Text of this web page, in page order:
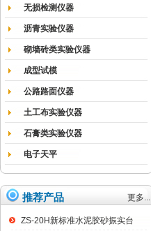
无损检测仪器
沥青实验仪器
砌墙砖类实验仪器
成型试模
公路路面仪器
土工布实验仪器
石膏类实验仪器
电子天平
推荐产品 更多...
ZS-20H新标准水泥胶砂振实台